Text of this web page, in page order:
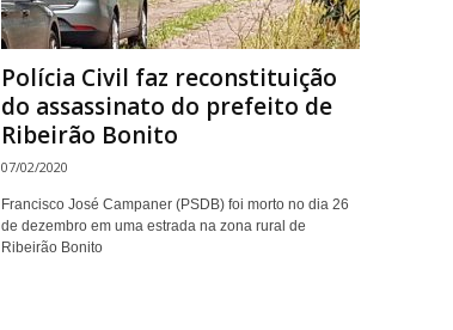
Polícia Civil faz reconstituição
do assassinato do prefeito de
Ribeirão Bonito
07/02/2020
Francisco José Campaner (PSDB) foi morto no dia 26
de dezembro em uma estrada na zona rural de
Ribeirão Bonito